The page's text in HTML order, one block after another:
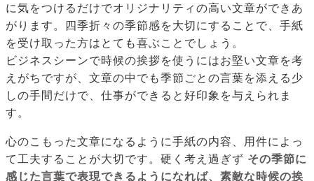
に気をつけるだけでオリジナリティの高い文章ができあ
がります。四季折々の季節感を大切にすることで、手紙
を受け取った方はとても喜ぶことでしょう。
ビジネスシーンで時候の挨拶を使うにはお堅い文章を考
えがちですが、文章の中でも季節ごとの言葉を添える少
しの手間だけで、仕事ができると好印象を与えられま
す。
心のこもった文章になるように手紙の内容、用件によっ
て工夫することが大切です。硬く考え過ぎず その季節に
感じた言葉で表現できるようになれば、素敵な時候の挨